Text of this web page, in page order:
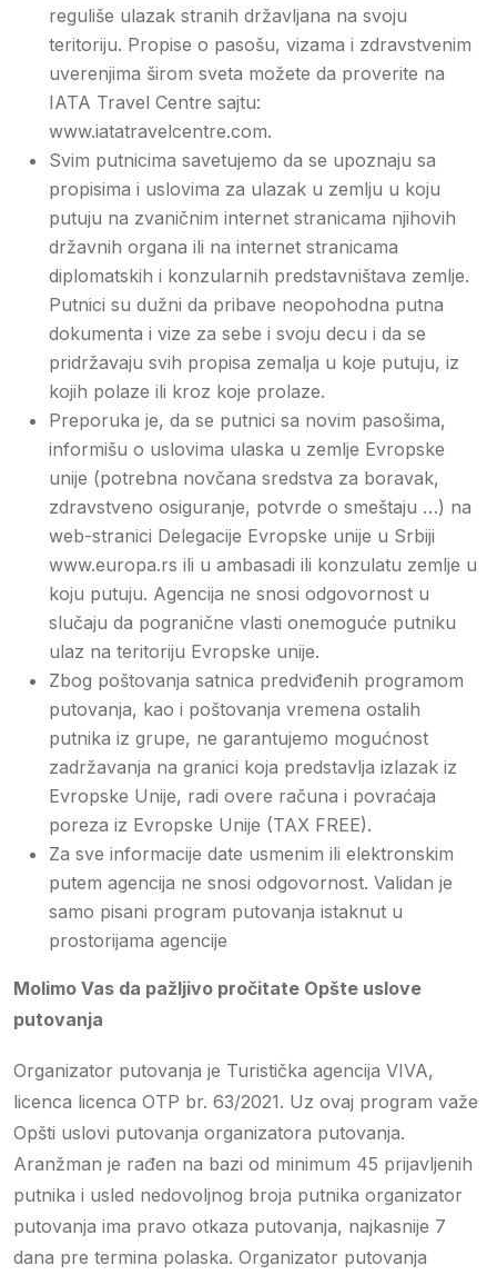
reguliše ulazak stranih državljana na svoju
teritoriju. Propise o pasošu, vizama i zdravstvenim
uverenjima širom sveta možete da proverite na
IATA Travel Centre sajtu:
www.iatatravelcentre.com.
Svim putnicima savetujemo da se upoznaju sa
propisima i uslovima za ulazak u zemlju u koju
putuju na zvaničnim internet stranicama njihovih
državnih organa ili na internet stranicama
diplomatskih i konzularnih predstavništava zemlje.
Putnici su dužni da pribave neopohodna putna
dokumenta i vize za sebe i svoju decu i da se
pridržavaju svih propisa zemalja u koje putuju, iz
kojih polaze ili kroz koje prolaze.
Preporuka je, da se putnici sa novim pasošima,
informišu o uslovima ulaska u zemlje Evropske
unije (potrebna novčana sredstva za boravak,
zdravstveno osiguranje, potvrde o smeštaju …) na
web-stranici Delegacije Evropske unije u Srbiji
www.europa.rs ili u ambasadi ili konzulatu zemlje u
koju putuju. Agencija ne snosi odgovornost u
slučaju da pogranične vlasti onemoguće putniku
ulaz na teritoriju Evropske unije.
Zbog poštovanja satnica predviđenih programom
putovanja, kao i poštovanja vremena ostalih
putnika iz grupe, ne garantujemo mogućnost
zadržavanja na granici koja predstavlja izlazak iz
Evropske Unije, radi overe računa i povraćaja
poreza iz Evropske Unije (TAX FREE).
Za sve informacije date usmenim ili elektronskim
putem agencija ne snosi odgovornost. Validan je
samo pisani program putovanja istaknut u
prostorijama agencije
Molimo Vas da pažljivo pročitate Opšte uslove
putovanja
Organizator putovanja je Turistička agencija VIVA,
licenca licenca OTP br. 63/2021. Uz ovaj program važe
Opšti uslovi putovanja organizatora putovanja.
Aranžman je rađen na bazi od minimum 45 prijavljenih
putnika i usled nedovoljnog broja putnika organizator
putovanja ima pravo otkaza putovanja, najkasnije 7
dana pre termina polaska. Organizator putovanja